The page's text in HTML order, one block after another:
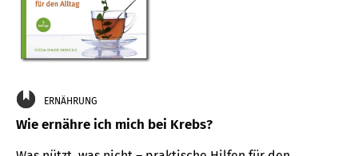
ERNÄHRUNG
Wie ernähre ich mich bei Krebs?